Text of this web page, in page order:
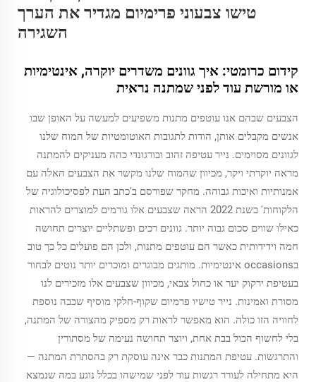
טישו צבעוני פרימיום מגדיר את הערך
השגירה
קידום כרומטי: איך גוונים משדרים יוקרה, אינטימיות
או מורשת עוד לפני שמתנה נראית
הצבעים שבהם אנו עוטפים מתנות משפיעים למעשה על האופן שבו
אנשים מקבלים אותן, הודות לתגובות האוטומטיות של המוח שלנו
לגוונים מסוימים. נייר עטיפה זהוב ובורגונדי כהה מעניקים להמתנה
מראה יוקרתי ויקר, מכיוון שהמוח שלנו מקשר את הצבעים האלה עם
אמנותיות ואיכות גבוהה. מחקר שפורסם ב'כתב העת לפסיכולוגיה של
הלקוחות' בשנת 2022 הראה שצבעים אלו גורמים למוצרים להראות
כאילו שווים סכום גבוה יותר. גוונים רכים ופשתליים יוצרים תחושה
חמה וידידותית כאשר הם עוטפים מתנות, ולכן הם פועלים כל כך טוב
בoccasions אינטימיות. מותגים מבוגרים ומוכרים יותר נוטים לבחור
בעטיפת ירקוק יער או כחול צבאי, מכיוון שצבעים אלו מזכירים לנו
מסורת ואמינות. נייר טישיו פרמיום שקוף-חלקי מוסיף שכבה נוספת
לחוויה הזו כולה. הוא מאפשר לראות רק מספיק מהצורה של המתנה,
בלי לחשוף הכול בבת אחת, ויוצר תחושה נעימה של מסתורין
והתרגשות. עטיפת המתנות כבר אינה עוסקת רק בהסתרת המתנה —
היא מתחילה לעורר רגשות עוד לפני שמישהו בכלל נוגע במה שנמצא